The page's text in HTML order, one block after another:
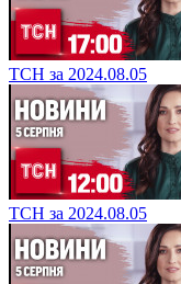
ТСН за 2024.08.05
ТСН за 2024.08.05